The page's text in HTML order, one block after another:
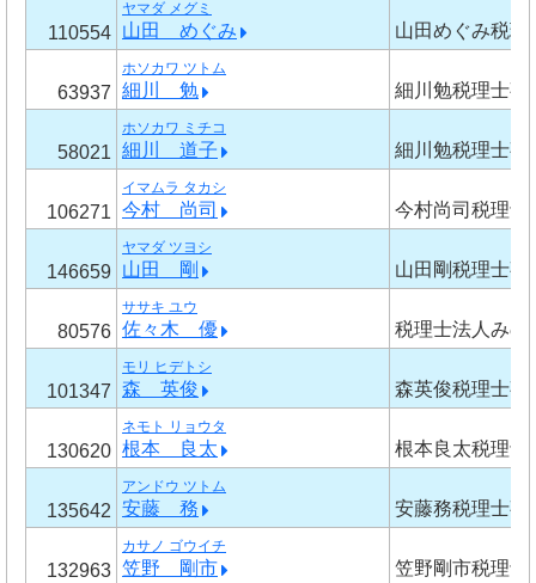
110554
ヤマダ メグミ
山田 めぐみ 山田めぐみ税理
63937
ホソカワ ツトム
細川 勉 細川勉税理士事
58021
ホソカワ ミチコ
細川 道子 細川勉税理士事
106271
イマムラ タカシ
今村 尚司 今村尚司税理士
146659
ヤマダ ツヨシ
山田 剛 山田剛税理士事
80576
ササキ ユウ
佐々木 優 税理士法人みの
101347
モリ ヒデトシ
森 英俊 森英俊税理士事
130620
ネモト リョウタ
根本 良太 根本良太税理士
135642
アンドウ ツトム
安藤 務 安藤務税理士事
132963
カサノ ゴウイチ
笠野 剛市 笠野剛市税理士